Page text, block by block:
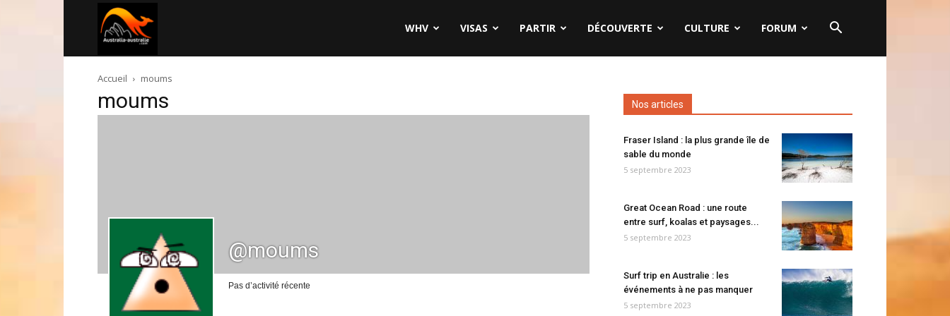
australie.com
WHV VISAS PARTIR DÉCOUVERTE CULTURE FORUM
Accueil moums
moums
@moums
Pas d’activité récente
Nos articles
Fraser Island : la plus grande île de
sable du monde
5 septembre 2023
Great Ocean Road : une route
entre surf, koalas et paysages...
5 septembre 2023
Surf trip en Australie : les
événements à ne pas manquer
5 septembre 2023